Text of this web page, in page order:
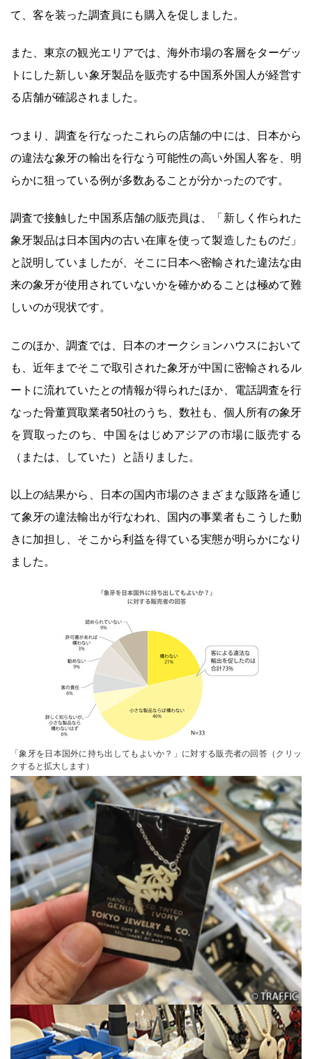
て、客を装った調査員にも購入を促しました。
また、東京の観光エリアでは、海外市場の客層をターゲッ
トにした新しい象牙製品を販売する中国系外国人が経営す
る店舗が確認されました。
つまり、調査を行なったこれらの店舗の中には、日本から
の違法な象牙の輸出を行なう可能性の高い外国人客を、明
らかに狙っている例が多数あることが分かったのです。
調査で接触した中国系店舗の販売員は、「新しく作られた
象牙製品は日本国内の古い在庫を使って製造したものだ」
と説明していましたが、そこに日本へ密輸された違法な由
来の象牙が使用されていないかを確かめることは極めて難
しいのが現状です。
このほか、調査では、日本のオークションハウスにおいて
も、近年までそこで取引された象牙が中国に密輸されるル
ートに流れていたとの情報が得られたほか、電話調査を行
なった骨董買取業者50社のうち、数社も、個人所有の象牙
を買取ったのち、中国をはじめアジアの市場に販売する
（または、していた）と語りました。
以上の結果から、日本の国内市場のさまざまな販路を通じ
て象牙の違法輸出が行なわれ、国内の事業者もこうした動
きに加担し、そこから利益を得ている実態が明らかになり
ました。
「象牙を日本国外に持ち出してもよいか？」に対する販売者の回答（クリッ
クすると拡大します）